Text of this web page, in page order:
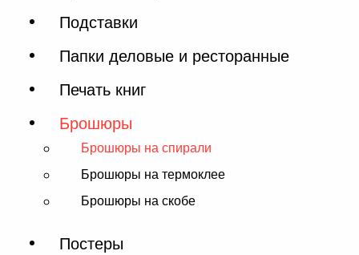
Подставки
Папки деловые и ресторанные
Печать книг
Брошюры
Брошюры на спирали
Брошюры на термоклее
Брошюры на скобе
Постеры